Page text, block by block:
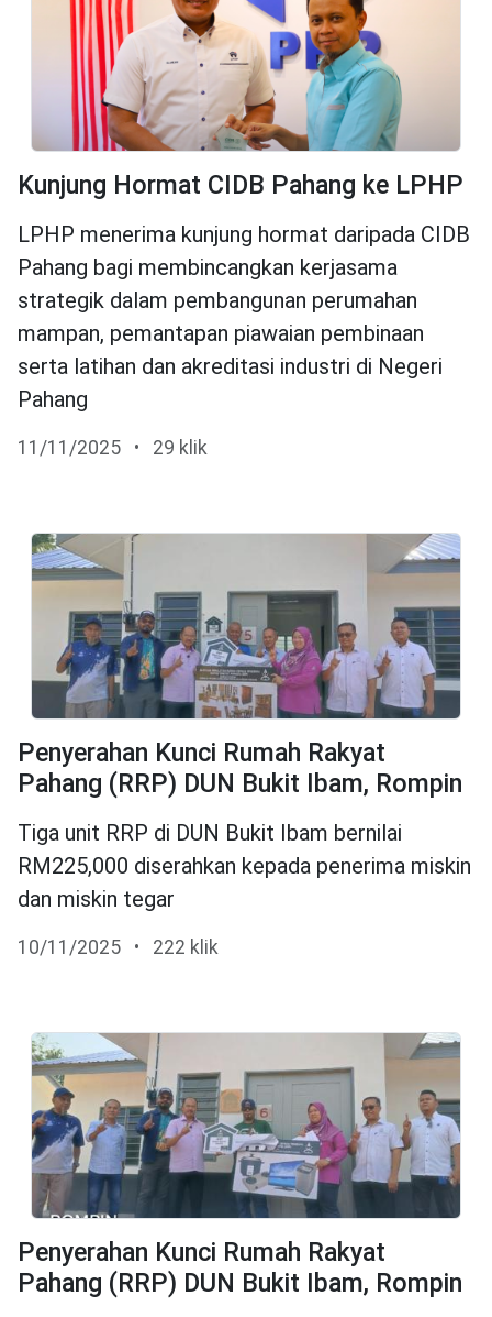
Kunjung Hormat CIDB Pahang ke LPHP
LPHP menerima kunjung hormat daripada CIDB
Pahang bagi membincangkan kerjasama
strategik dalam pembangunan perumahan
mampan, pemantapan piawaian pembinaan
serta latihan dan akreditasi industri di Negeri
Pahang
11/11/2025 • 29 klik
Penyerahan Kunci Rumah Rakyat
Pahang (RRP) DUN Bukit Ibam, Rompin
Tiga unit RRP di DUN Bukit Ibam bernilai
RM225,000 diserahkan kepada penerima miskin
dan miskin tegar
10/11/2025 • 222 klik
Penyerahan Kunci Rumah Rakyat
Pahang (RRP) DUN Bukit Ibam, Rompin